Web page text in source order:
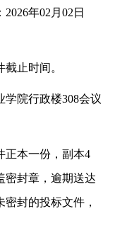
2026年02 月 02 日
止时间。
学院行政楼308会议
正本一份，副本4
密封章，逾期送达
封的投标文件，